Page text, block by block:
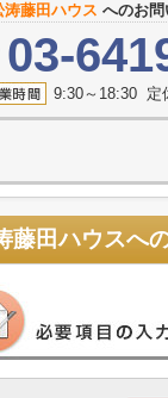
涛藤田ハウス へのお
9:30～18:30 定
藤田ハウスへ